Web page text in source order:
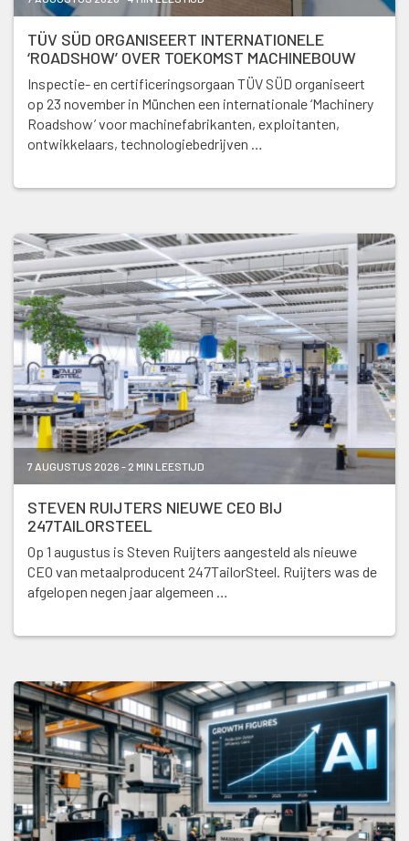
TÜV SÜD ORGANISEERT INTERNATIONELE
‘ROADSHOW’ OVER TOEKOMST MACHINEBOUW
Inspectie- en certificeringsorgaan TÜV SÜD organiseert
op 23 november in München een internationale ‘Machinery
Roadshow’ voor machinefabrikanten, exploitanten,
ontwikkelaars, technologiebedrijven …
7 AUGUSTUS 2026 - 2 MIN LEESTIJD
STEVEN RUIJTERS NIEUWE CEO BIJ
247TAILORSTEEL
Op 1 augustus is Steven Ruijters aangesteld als nieuwe
CEO van metaalproducent 247TailorSteel. Ruijters was de
afgelopen negen jaar algemeen …